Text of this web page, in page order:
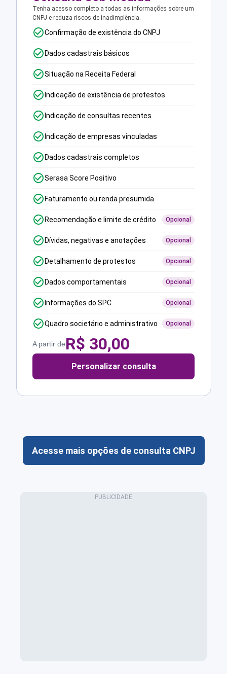
Tenha acesso completo a todas as informações sobre um
CNPJ e reduza riscos de inadimplência.
Confirmação de existência do CNPJ
Dados cadastrais básicos
Situação na Receita Federal
Indicação de existência de protestos
Indicação de consultas recentes
Indicação de empresas vinculadas
Dados cadastrais completos
Serasa Score Positivo
Faturamento ou renda presumida
Recomendação e limite de crédito Opcional
Dívidas, negativas e anotações Opcional
Detalhamento de protestos Opcional
Dados comportamentais Opcional
Informações do SPC Opcional
Quadro societário e administrativo Opcional
A partir deR$ 30,00
Personalizar consulta
Acesse mais opções de consulta CNPJ